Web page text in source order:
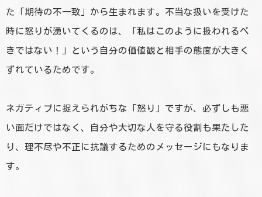
た「期待の不一致」から生まれます。不当な扱いを受けた
時に怒りが湧いてくるのは、「私はこのように扱われるべ
きではない！」という自分の価値観と相手の態度が大きく
ずれているためです。
ネガティブに捉えられがちな「怒り」ですが、必ずしも悪
い面だけではなく、自分や大切な人を守る役割も果たした
り、理不尽や不正に抗議するためのメッセージにもなりま
す。